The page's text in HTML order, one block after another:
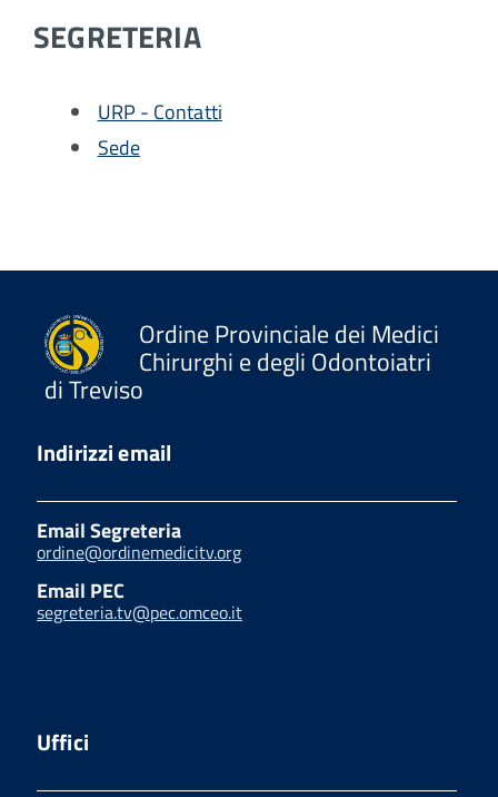
SEGRETERIA
URP - Contatti
Sede
Ordine Provinciale dei Medici
Chirurghi e degli Odontoiatri
di Treviso
Indirizzi email
Email Segreteria
ordine@ordinemedicitv.org
Email PEC
segreteria.tv@pec.omceo.it
Uffici